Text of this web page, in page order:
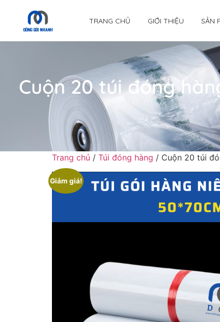
TRANG CHỦ GIỚI THIỆU SẢN
Cuộn 20 túi đóng
Trang chủ / Túi đóng hàng / Cuộn 20 túi
Giảm giá!